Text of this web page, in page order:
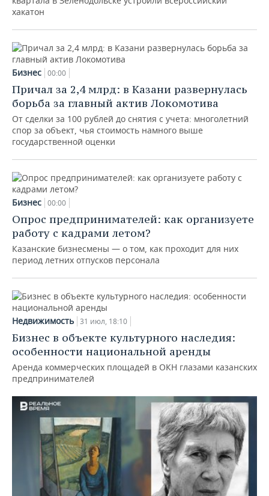
хакатон
Бизнес 00:00
Причал за 2,4 млрд: в Казани развернулась
борьба за главный актив Локомотива
От сделки за 100 рублей до снятия с учета: многолетний
спор за объект, чья стоимость намного выше
государственной оценки
Бизнес 00:00
Опрос предпринимателей: как организуете
работу с кадрами летом?
Казанские бизнесмены — о том, как проходит для них
период летних отпусков персонала
Недвижимость 31 июл, 18:10
Бизнес в объекте культурного наследия:
особенности национальной аренды
Аренда коммерческих площадей в ОКН глазами казанских
предпринимателей